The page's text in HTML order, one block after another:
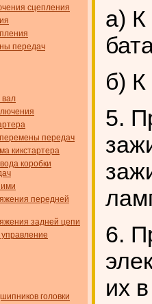
сцепления
передач
передач
кикстартера
коробки
передней
задней цепи
головки
а) К
б) К
5.
6.
их